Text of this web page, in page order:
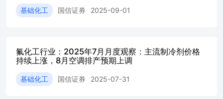
业链自主可控。此外，邵武永和高纯PFA项目已于2025年10
证与性能优化工作正在有序推进。 本月氟化工要闻：巨化股
减，三代制冷剂配额制度延续，R32、R134a、R125等品种
转化比例同比增长，企业生产调配灵活性提升，预计2026年
R125等主流制冷剂景气度将延续，价格长期仍有较大上行空
基础化工 国信证券 2025-09-01
氟化工行业：2025年7月月度观察：主流制冷剂价格
持续上涨，8月空调排产预期上调
基础化工 国信证券 2025-07-31